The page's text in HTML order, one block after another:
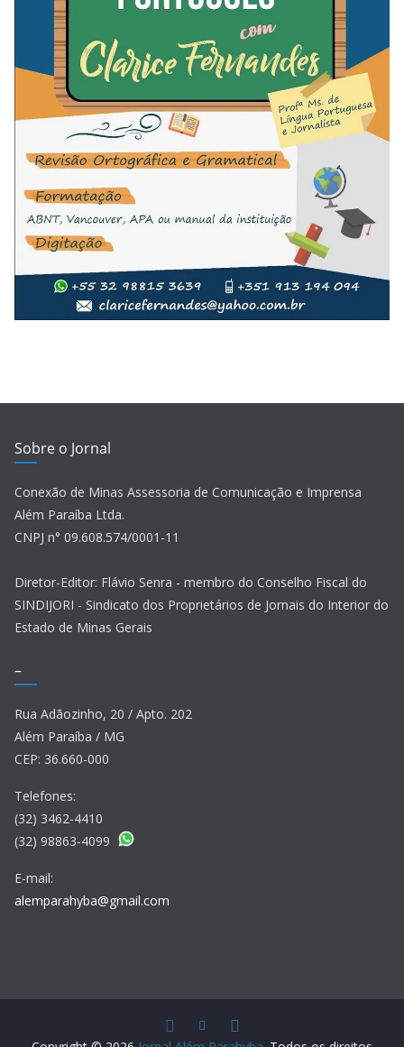
Sobre o Jornal
Conexão de Minas Assessoria de Comunicação e Imprensa
Além Paraíba Ltda.
CNPJ n° 09.608.574/0001-11
Diretor-Editor: Flávio Senra - membro do Conselho Fiscal do
SINDIJORI - Sindicato dos Proprietários de Jornais do Interior do
Estado de Minas Gerais
–
Rua Adãozinho, 20 / Apto. 202
Além Paraíba / MG
CEP: 36.660-000
Telefones:
(32) 3462-4410
(32) 98863-4099
E-mail:
alemparahyba@gmail.com